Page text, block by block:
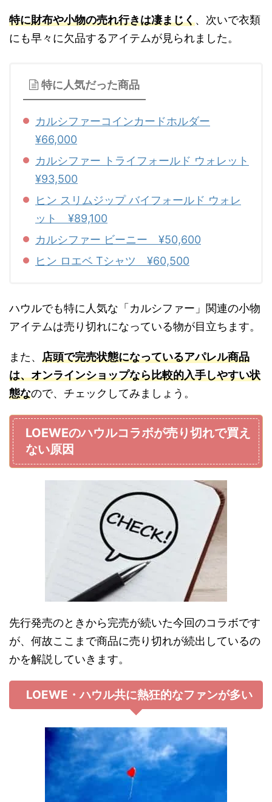
特に財布や小物の売れ行きは凄まじく、次いで衣類
にも早々に欠品するアイテムが見られました。
特に人気だった商品
カルシファーコインカードホルダー
¥66,000
カルシファー トライフォールド ウォレット
¥93,500
ヒン スリムジップ バイフォールド ウォレ
ット ¥89,100
カルシファー ビーニー ¥50,600
ヒン ロエベ Tシャツ ¥60,500
ハウルでも特に人気な「カルシファー」関連の小物
アイテムは売り切れになっている物が目立ちます。
また、 店頭で完売状態になっているアパレル商品
は、オンラインショップなら比較的入手しやすい状
態なので、チェックしてみましょう。
LOEWEのハウルコラボが売り切れで買え
ない原因
先行発売のときから完売が続いた今回のコラボです
が、何故ここまで商品に売り切れが続出しているの
かを解説していきます。
LOEWE・ハウル共に熱狂的なファンが多い